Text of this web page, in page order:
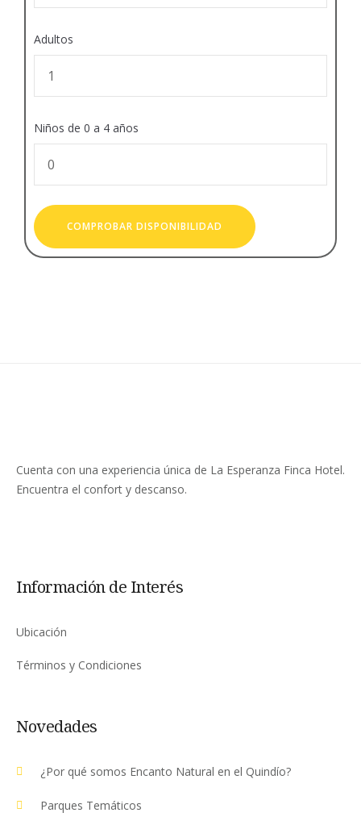
Adultos
Niños de 0 a 4 años
Cuenta con una experiencia única de La Esperanza Finca Hotel.
Encuentra el confort y descanso.
Información de Interés
Ubicación
Términos y Condiciones
Novedades
¿Por qué somos Encanto Natural en el Quindío?
Parques Temáticos